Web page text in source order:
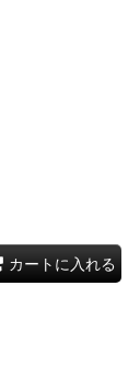
カートに入れる